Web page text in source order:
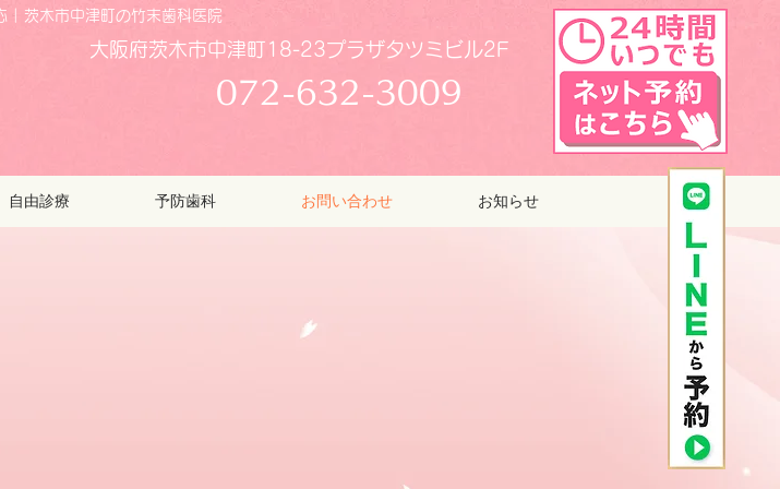
| 茨木市中津町の竹末歯科医院
大阪府茨木市中津町18-23プラザタツミビル2F
072-632-3009
自由診療 予防歯科 お問い合わせ お知らせ